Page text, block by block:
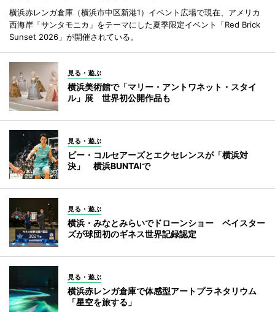
横浜赤レンガ倉庫（横浜市中区新港1）イベント広場で現在、アメリカ
西海岸「サンタモニカ」をテーマにした夏季限定イベント「Red Brick
Sunset 2026」が開催されている。
見る・遊ぶ
横浜美術館で「マリー・アントワネット・スタイ
ル」展 世界初公開作品も
見る・遊ぶ
ビー・コルセアーズとエクセレンスが「横浜対
決」 横浜BUNTAIで
見る・遊ぶ
横浜・みなとみらいでドローンショー ベイスター
ズが球団初のギネス世界記録認定
見る・遊ぶ
横浜赤レンガ倉庫で体感型アートプラネタリウム
「星空を旅する」